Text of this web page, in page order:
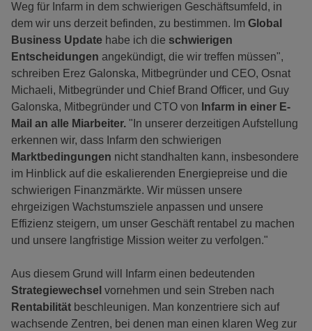
Weg für Infarm in dem schwierigen Geschäftsumfeld, in
dem wir uns derzeit befinden, zu bestimmen. Im Global
Business Update habe ich die schwierigen
Entscheidungen angekündigt, die wir treffen müssen",
schreiben Erez Galonska, Mitbegründer und CEO, Osnat
Michaeli, Mitbegründer und Chief Brand Officer, und Guy
Galonska, Mitbegründer und CTO von Infarm in einer E-
Mail an alle Miarbeiter. "In unserer derzeitigen Aufstellung
erkennen wir, dass Infarm den schwierigen
Marktbedingungen nicht standhalten kann, insbesondere
im Hinblick auf die eskalierenden Energiepreise und die
schwierigen Finanzmärkte. Wir müssen unsere
ehrgeizigen Wachstumsziele anpassen und unsere
Effizienz steigern, um unser Geschäft rentabel zu machen
und unsere langfristige Mission weiter zu verfolgen."
Aus diesem Grund will Infarm einen bedeutenden
Strategiewechsel vornehmen und sein Streben nach
Rentabilität beschleunigen. Man konzentriere sich auf
wachsende Zentren, bei denen man einen klaren Weg zur